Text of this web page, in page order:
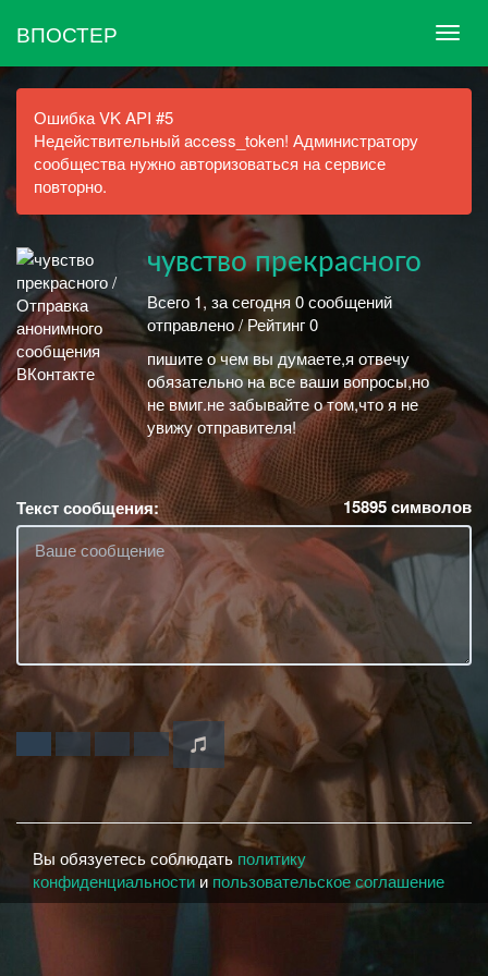
ВПОСТЕР
Ошибка VK API #5
Недействительный access_token! Администратору
сообщества нужно авторизоваться на сервисе
повторно.
чувство прекрасного
Всего 1, за сегодня 0 сообщений
отправлено / Рейтинг 0
пишите о чем вы думаете,я отвечу
обязательно на все ваши вопросы,но
не вмиг.не забывайте о том,что я не
увижу отправителя!
Текст сообщения: 15895символов
Вы обязуетесь соблюдать политику
конфиденциальности и пользовательское соглашение